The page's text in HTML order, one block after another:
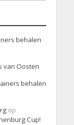
behalen
van Oosten
behalen
op
Cup!